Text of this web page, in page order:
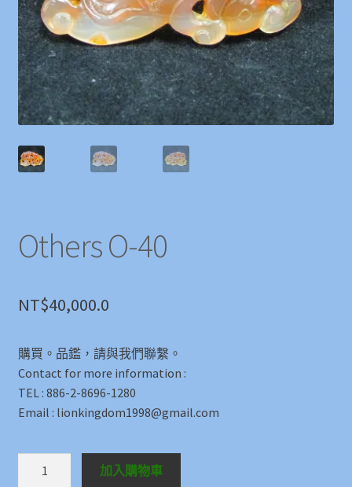
Others O-40
NT$40,000.0
購買。品鑑，請與我們聯繫。
Contact for more information :
TEL : 886-2-8696-1280
Email : lionkingdom1998@gmail.com
加入購物車